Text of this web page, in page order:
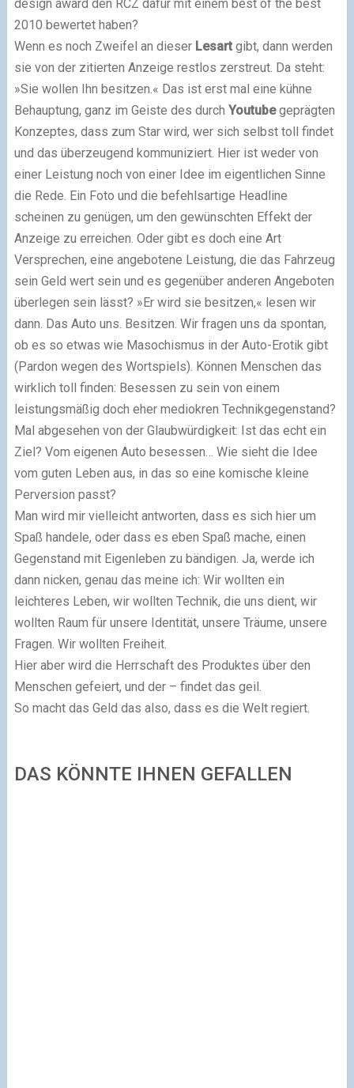
design award den RCZ dafür mit einem best of the best
2010 bewertet haben?
Wenn es noch Zweifel an dieser Lesartgibt, dann werden
sie von der zitierten Anzeige restlos zerstreut. Da steht:
»Sie wollen Ihn besitzen.« Das ist erst mal eine kühne
Behauptung, ganz im Geiste des durch Youtubegeprägten
Konzeptes, dass zum Star wird, wer sich selbst toll findet
und das überzeugend kommuniziert. Hier ist weder von
einer Leistung noch von einer Idee im eigentlichen Sinne
die Rede. Ein Foto und die befehlsartige Headline
scheinen zu genügen, um den gewünschten Effekt der
Anzeige zu erreichen. Oder gibt es doch eine Art
Versprechen, eine angebotene Leistung, die das Fahrzeug
sein Geld wert sein und es gegenüber anderen Angeboten
überlegen sein lässt? »Er wird sie besitzen,« lesen wir
dann. Das Auto uns. Besitzen. Wir fragen uns da spontan,
ob es so etwas wie Masochismus in der Auto-Erotik gibt
(Pardon wegen des Wortspiels). Können Menschen das
wirklich toll finden: Besessen zu sein von einem
leistungsmäßig doch eher mediokren Technikgegenstand?
Mal abgesehen von der Glaubwürdigkeit: Ist das echt ein
Ziel? Vom eigenen Auto besessen… Wie sieht die Idee
vom guten Leben aus, in das so eine komische kleine
Perversion passt?
Man wird mir vielleicht antworten, dass es sich hier um
Spaß handele, oder dass es eben Spaß mache, einen
Gegenstand mit Eigenleben zu bändigen. Ja, werde ich
dann nicken, genau das meine ich: Wir wollten ein
leichteres Leben, wir wollten Technik, die uns dient, wir
wollten Raum für unsere Identität, unsere Träume, unsere
Fragen. Wir wollten Freiheit.
Hier aber wird die Herrschaft des Produktes über den
Menschen gefeiert, und der – findet das geil.
So macht das Geld das also, dass es die Welt regiert.
DAS KÖNNTE IHNEN GEFALLEN